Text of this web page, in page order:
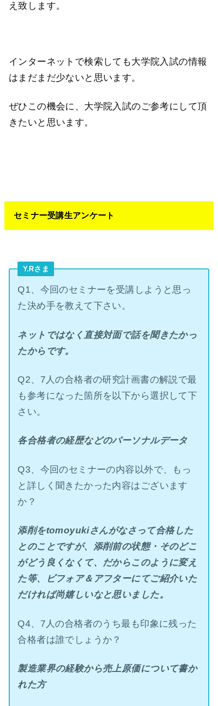
え致します。
インターネットで検索しても大学院入試の情報
はまだまだ少ないと思います。
ぜひこの機会に、大学院入試のご参考にして頂
きたいと思います。
セミナー受講生アンケート
Y.Rさま
Q1、今回のセミナーを受講しようと思っ
た決め手を教えて下さい。
ネットではなく直接対面で話を聞きたかっ
たからです。
Q2、7人の合格者の研究計画書の解説で最
も参考になった箇所を以下から選択して下
さい。
各合格者の経歴などのパーソナルデータ
Q3、今回のセミナーの内容以外で、もっ
と詳しく聞きたかった内容はございます
か？
添削をtomoyukiさんがなさって合格した
とのことですが、添削前の状態・そのどこ
がどう良くなくて、だからこのように変え
た等、ビフォア＆アフターにてご紹介いた
だければ尚嬉しいなと思いました。
Q4、7人の合格者のうち最も印象に残った
合格者は誰でしょうか？
製造業界の経験から売上原価について書か
れた方